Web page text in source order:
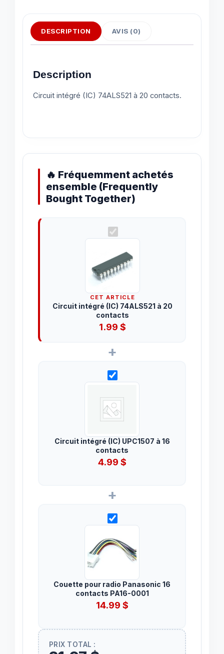
DESCRIPTION AVIS (0)
Description
Circuit intégré (IC) 74ALS521 à 20 contacts.
🔥 Fréquemment achetés
ensemble (Frequently
Bought Together)
CET ARTICLE
Circuit intégré (IC) 74ALS521 à 20
contacts
1.99$
+
Circuit intégré (IC) UPC1507 à 16
contacts
4.99 $
+
Couette pour radio Panasonic 16
contacts PA16-0001
14.99 $
PRIX TOTAL :